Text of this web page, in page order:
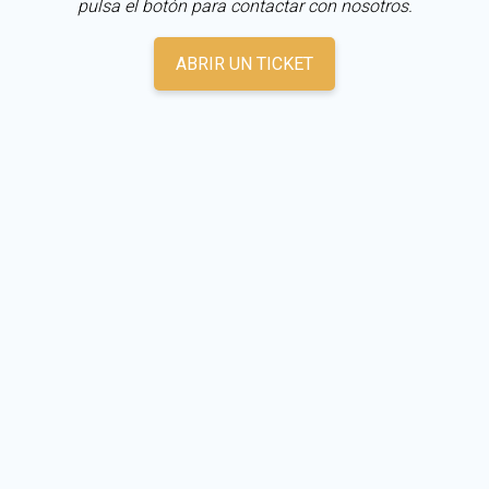
pulsa el botón para contactar con nosotros.
ABRIR UN TICKET